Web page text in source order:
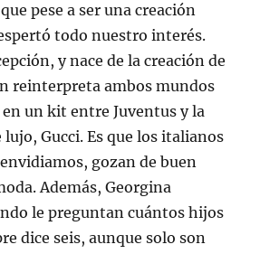
pese a ser una creación
todo nuestro interés.
y nace de la creación de
reinterpreta ambos mundos
un kit entre Juventus y la
lujo, Gucci. Es que los italianos
gozan de buen
Además, Georgina
le preguntan cuántos hijos
dice seis, aunque solo son